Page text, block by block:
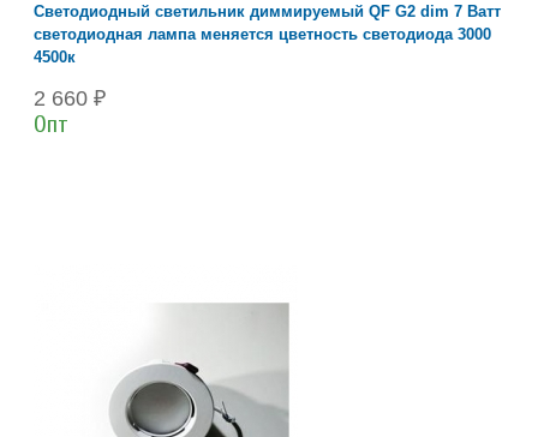
Светодиодный светильник диммируемый QF G2 dim 7 Ватт
светодиодная лампа меняется цветность светодиода 3000
4500к
2 660 ₽
Опт